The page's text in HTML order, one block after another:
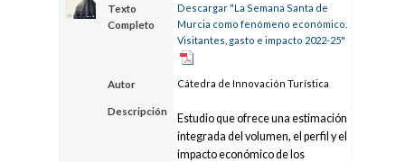
Texto
Completo
Descargar "La Semana Santa de
Murcia como fenómeno económico.
Visitantes, gasto e impacto 2022-25"
Autor Cátedra de Innovación Turística
Descripción
Estudio que ofrece una estimación
integrada del volumen, el perfil y el
impacto económico de los